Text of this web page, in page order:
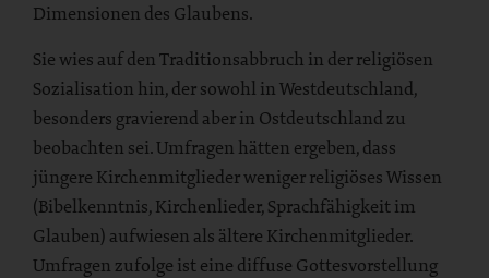
Dimensionen des Glaubens.
Sie wies auf den Traditionsabbruch in der religiösen
Sozialisation hin, der sowohl in Westdeutschland,
besonders gravierend aber in Ostdeutschland zu
beobachten sei. Umfragen hätten ergeben, dass
jüngere Kirchenmitglieder weniger religiöses Wissen
(Bibelkenntnis, Kirchenlieder, Sprachfähigkeit im
Glauben) aufwiesen als ältere Kirchenmitglieder.
Umfragen zufolge ist eine diffuse Gottesvorstellung